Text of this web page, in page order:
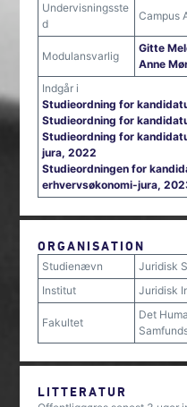
Undervisningsste
d
Campus
Modulansvarlig
Gitte
Anne
Indgår i
Studieordning for
Studieordning for
Studieordning for
jura, 2022
Studieordningen for
erhvervsøkonomi-jura,
ORGANISATION
Studienævn
Juridisk
Institut
Juridisk
Fakultet
Det
LITTERATUR